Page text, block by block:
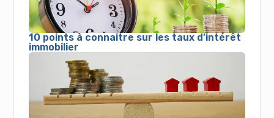
10 points à connaitre sur les taux d’intérêt
immobilier